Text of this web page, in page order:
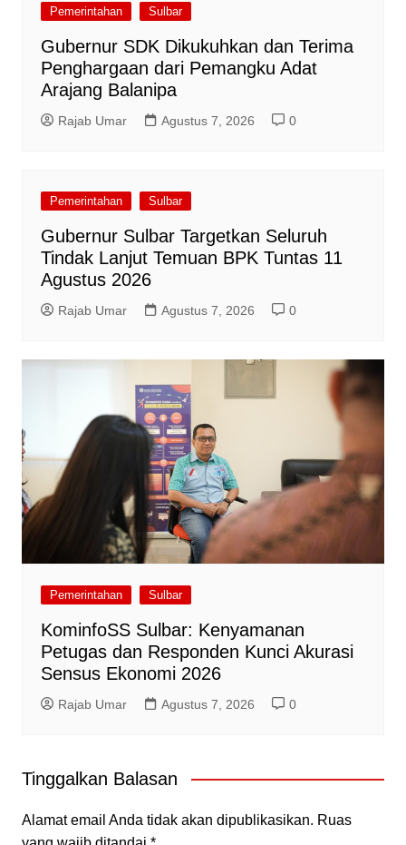
Pemerintahan Sulbar
Gubernur SDK Dikukuhkan dan Terima
Penghargaan dari Pemangku Adat
Arajang Balanipa
Rajab Umar Agustus 7, 2026 0
Pemerintahan Sulbar
Gubernur Sulbar Targetkan Seluruh
Tindak Lanjut Temuan BPK Tuntas 11
Agustus 2026
Rajab Umar Agustus 7, 2026 0
Pemerintahan Sulbar
KominfoSS Sulbar: Kenyamanan
Petugas dan Responden Kunci Akurasi
Sensus Ekonomi 2026
Rajab Umar Agustus 7, 2026 0
Tinggalkan Balasan
Alamat email Anda tidak akan dipublikasikan. Ruas